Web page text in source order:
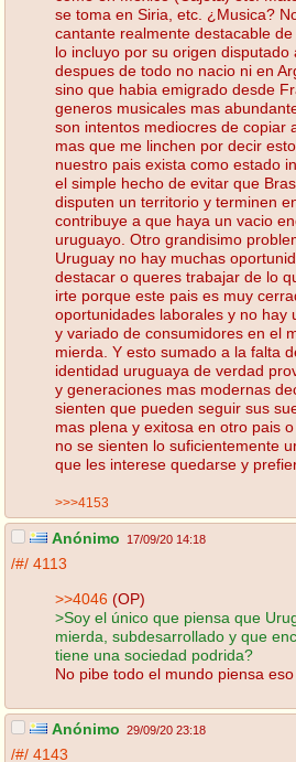
se toma en Siria, etc. ¿Musica?
cantante realmente destacable
lo incluyo por su origen disputado
despues de todo no nacio ni en
sino que habia emigrado desde
generos musicales mas
son intentos mediocres de copiar
mas que me linchen por decir
nuestro pais exista como estado
el simple hecho de evitar que
disputen un territorio y terminen
contribuye a que haya un vacio
uruguayo. Otro grandisimo
Uruguay no hay muchas
destacar o queres trabajar de lo
irte porque este pais es muy
oportunidades laborales y no hay
y variado de consumidores en el
mierda. Y esto sumado a la falta
identidad uruguaya de verdad
y generaciones mas modernas
sienten que pueden seguir sus
mas plena y exitosa en otro pais
no se sienten lo suficientemente
que les interese quedarse y
>>>4153
Anónimo 17/09/20 14:18
/#/ 4113
>>4046 (OP)
>Soy el único que piensa que
mierda, subdesarrollado y que
tiene una sociedad podrida?
No pibe todo el mundo piensa
Anónimo 29/09/20 23:18
/#/ 4143